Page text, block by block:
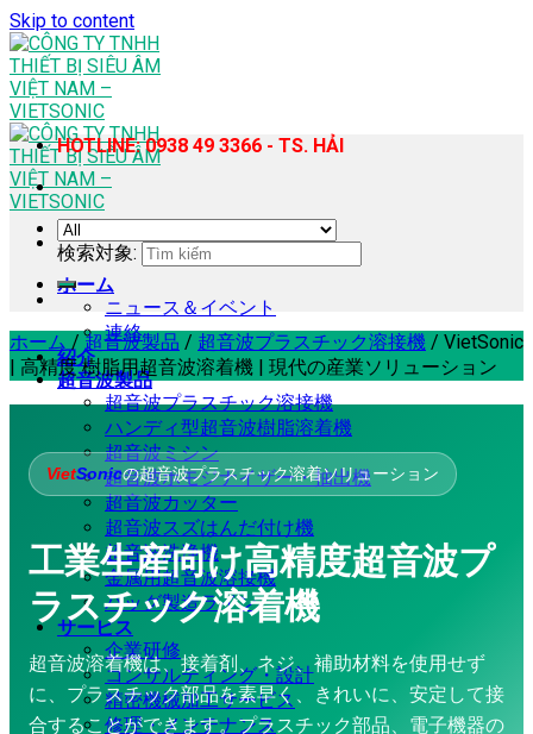
Skip to content
ホーム
ニュース＆イベント
連絡
紹介
超音波製品
超音波プラスチック溶接機
ハンディ型超音波樹脂溶着機
超音波ミシン
超音波ホモジナイザー・抽出機
超音波カッター
超音波スズはんだ付け機
超音波洗浄機
金属用超音波溶接機
バッグ製造ライン
サービス
企業研修
コンサルティング・設計
精密機械加工サービス
修理・メンテナンス
HOTLINE: 0938 49 3366 - TS. HẢI
検索対象:
ホーム / 超音波製品 / 超音波プラスチック溶接機 / VietSonic
| 高精度 樹脂用超音波溶着機 | 現代の産業ソリューション
VietSonicの超音波プラスチック溶着ソリューション
工業生産向け高精度超音波プ
ラスチック溶着機
超音波溶着機は、接着剤、ネジ、補助材料を使用せず
に、プラスチック部品を素早く、きれいに、安定して接
合することができます。プラスチック部品、電子機器の